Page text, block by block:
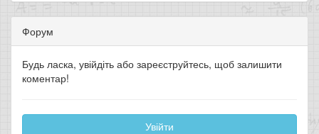
Форум
Будь ласка, увійдіть або зареєструйтесь, щоб залишити
коментар!
Увійти